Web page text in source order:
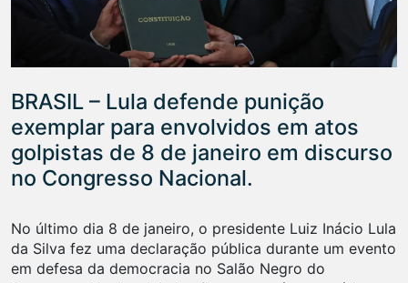
BRASIL – Lula defende punição
exemplar para envolvidos em atos
golpistas de 8 de janeiro em discurso
no Congresso Nacional.
No último dia 8 de janeiro, o presidente Luiz Inácio Lula
da Silva fez uma declaração pública durante um evento
em defesa da democracia no Salão Negro do